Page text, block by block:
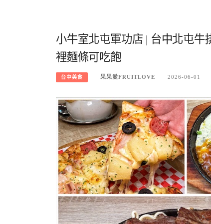
小牛室北屯軍功店 | 台中北屯
裡麵條可吃飽
台中美食 果果愛FRUITLOVE 2026-06-01